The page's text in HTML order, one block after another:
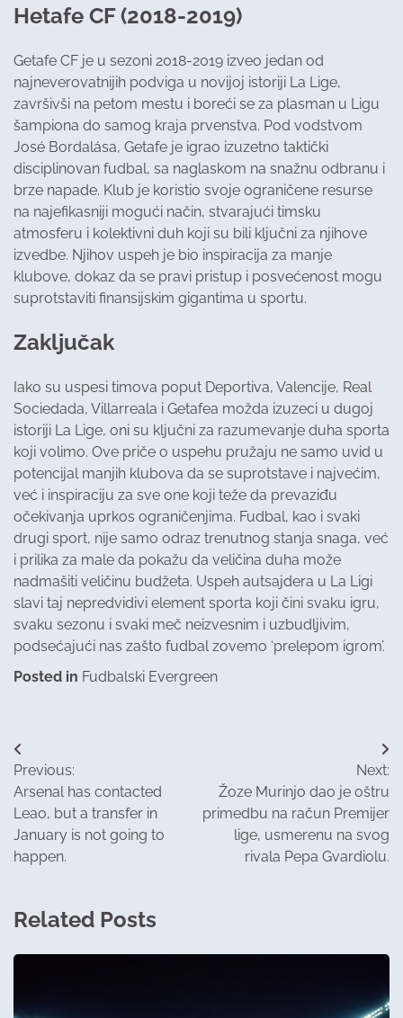
Hetafe CF (2018-2019)
Getafe CF je u sezoni 2018-2019 izveo jedan od
najneverovatnijih podviga u novijoj istoriji La Lige,
završivši na petom mestu i boreći se za plasman u Ligu
šampiona do samog kraja prvenstva. Pod vodstvom
José Bordalása, Getafe je igrao izuzetno taktički
disciplinovan fudbal, sa naglaskom na snažnu odbranu i
brze napade. Klub je koristio svoje ograničene resurse
na najefikasniji mogući način, stvarajući timsku
atmosferu i kolektivni duh koji su bili ključni za njihove
izvedbe. Njihov uspeh je bio inspiracija za manje
klubove, dokaz da se pravi pristup i posvećenost mogu
suprotstaviti finansijskim gigantima u sportu.
Zaključak
Iako su uspesi timova poput Deportiva, Valencije, Real
Sociedada, Villarreala i Getafea možda izuzeci u dugoj
istoriji La Lige, oni su ključni za razumevanje duha sporta
koji volimo. Ove priče o uspehu pružaju ne samo uvid u
potencijal manjih klubova da se suprotstave i najvećim,
već i inspiraciju za sve one koji teže da prevaziđu
očekivanja uprkos ograničenjima. Fudbal, kao i svaki
drugi sport, nije samo odraz trenutnog stanja snaga, već
i prilika za male da pokažu da veličina duha može
nadmašiti veličinu budžeta. Uspeh autsajdera u La Ligi
slavi taj nepredvidivi element sporta koji čini svaku igru,
svaku sezonu i svaki meč neizvesnim i uzbudljivim,
podsećajući nas zašto fudbal zovemo ‘prelepom igrom’.
Posted in Fudbalski Evergreen
Post
navigation
Previous:
Arsenal has contacted
Leao, but a transfer in
January is not going to
happen.
Next:
Žoze Murinjo dao je oštru
primedbu na račun Premijer
lige, usmerenu na svog
rivala Pepa Gvardiolu.
Related Posts